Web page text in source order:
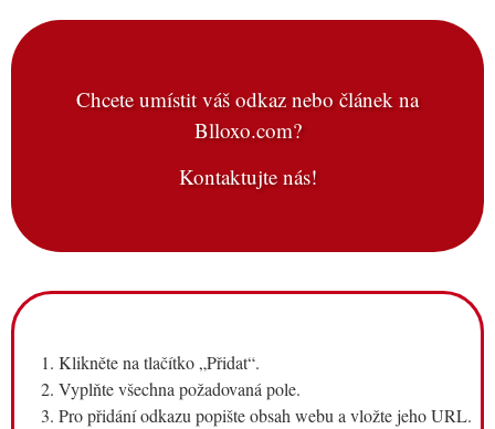
Chcete umístit váš odkaz nebo článek na
Blloxo.com?
Kontaktujte nás!
Klikněte na tlačítko „Přidat“.
Vyplňte všechna požadovaná pole.
Pro přidání odkazu popište obsah webu a vložte jeho URL.